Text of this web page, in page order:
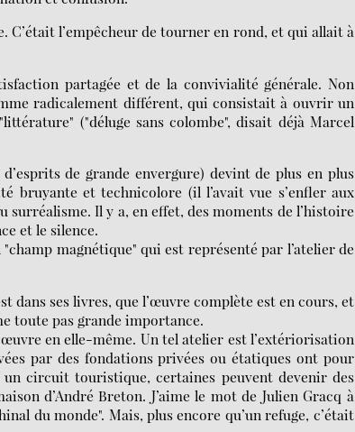
l’empêcheur de tourner en rond, et qui allait à
partagée et de la convivialité générale. Non
radicalement différent, qui consistait à ouvrir un
("déluge sans colombe", disait déjà Marcel
de grande envergure) devint de plus en plus
bruyante et technicolore (il l’avait vue s’enfler aux
Il y a, en effet, des moments de l’histoire
et le silence.
magnétique" qui est représenté par l’atelier de
dans ses livres, que l’œuvre complète est en cours, et
toute pas grande importance.
en elle-même. Un tel atelier est l’extériorisation
par des fondations privées ou étatiques ont pour
circuit touristique, certaines peuvent devenir des
d’André Breton. J’aime le mot de Julien Gracq à
du monde". Mais, plus encore qu’un refuge, c’était